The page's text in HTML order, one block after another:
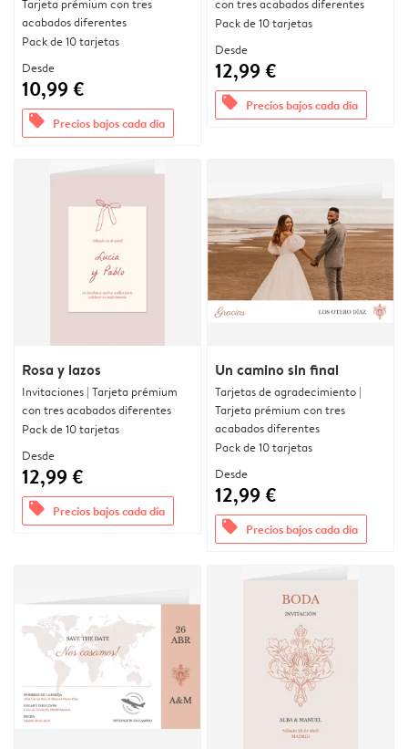
Tarjeta prémium con tres
acabados diferentes
Pack de 10 tarjetas
Desde
10,99 €
offers Precios bajos cada día
con tres acabados diferentes
Pack de 10 tarjetas
Desde
12,99 €
offers Precios bajos cada día
Rosa y lazos
Invitaciones | Tarjeta prémium
con tres acabados diferentes
Pack de 10 tarjetas
Desde
12,99 €
offers Precios bajos cada día
Un camino sin final
Tarjetas de agradecimiento |
Tarjeta prémium con tres
acabados diferentes
Pack de 10 tarjetas
Desde
12,99 €
offers Precios bajos cada día